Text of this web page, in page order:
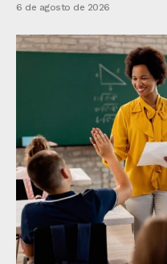
6 de agosto de 2026